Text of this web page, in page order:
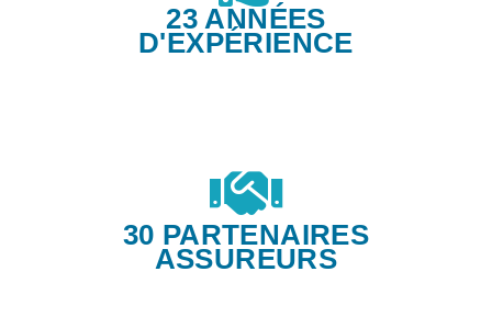
23 ANNÉES
D'EXPÉRIENCE
30 PARTENAIRES
ASSUREURS